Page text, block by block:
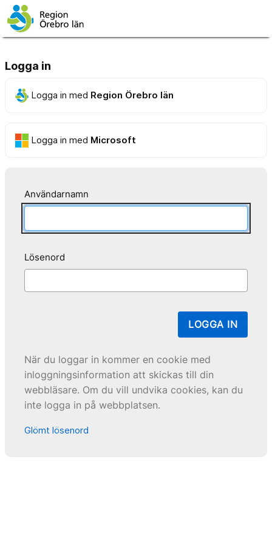
Logga in
Logga in med Region Örebro län
Logga in med Microsoft
Användarnamn
Lösenord
LOGGA IN
När du loggar in kommer en cookie med
inloggningsinformation att skickas till din
webbläsare. Om du vill undvika cookies, kan du
inte logga in på webbplatsen.
Glömt lösenord